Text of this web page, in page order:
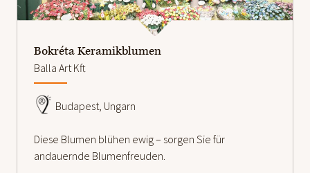
Bokréta Keramikblumen
Balla Art Kft
Budapest, Ungarn
Diese Blumen blühen ewig – sorgen Sie für
andauernde Blumenfreuden.